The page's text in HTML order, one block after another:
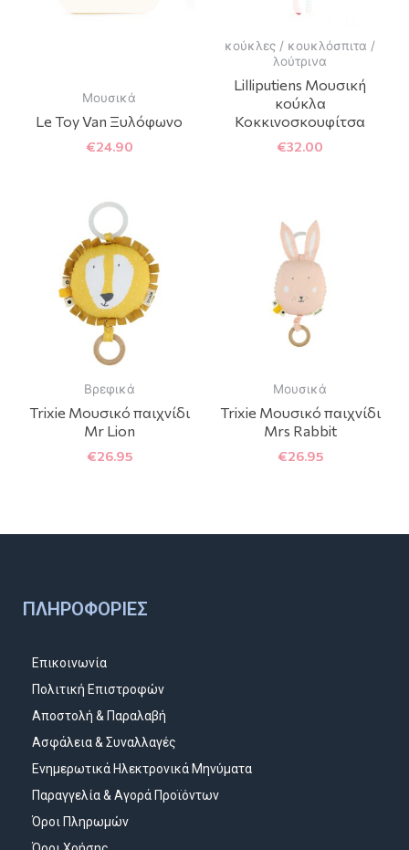
Μουσικά
Le Toy Van Ξυλόφωνο
€24.90
κούκλες / κουκλόσπιτα /
λούτρινα
Lilliputiens Μουσική
κούκλα
Κοκκινοσκουφίτσα
€32.00
Βρεφικά
Trixie Μουσικό παιχνίδι
Mr Lion
€26.95
Μουσικά
Trixie Μουσικό παιχνίδι
Mrs Rabbit
€26.95
ΠΛΗΡΟΦΟΡΊΕΣ
Επικοινωνία
Πολιτική Επιστροφών
Αποστολή & Παραλαβή
Ασφάλεια & Συναλλαγές
Ενημερωτικά Ηλεκτρονικά Μηνύματα
Παραγγελία & Αγορά Προϊόντων
Όροι Πληρωμών